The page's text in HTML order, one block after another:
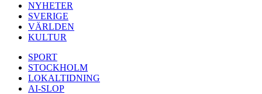
NYHETER
SVERIGE
VÄRLDEN
KULTUR
SPORT
STOCKHOLM
LOKALTIDNING
AI-SLOP